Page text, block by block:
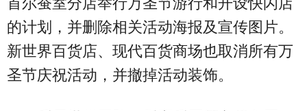
的计划，并删除相关活动海报及宣传图片。
新世界百货店、现代百货商场也取消所有万
圣节庆祝活动，并撤掉活动装饰。